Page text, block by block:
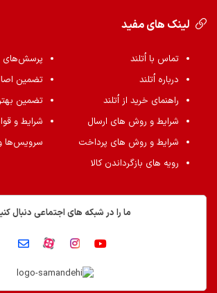
لینک های مفید
تماس با اُتلند
درباره اُتلند
راهنمای خرید از اُتلند
شرایط و روش های ارسال
شرایط و روش های پرداخت
رویه های بازگرداندن کالا
پرسش‌های
تضمین
تضمین
شرایط و
سرویس‌ها
ما را در شبکه های اجتماعی دنبال